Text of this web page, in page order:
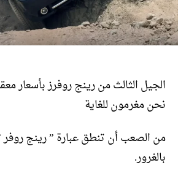
الجيل الثالث من رينج روفرز بأسعار
نحن مغرمون للغاية
من الصعب أن تنطق عبارة ” رينج روفر
بالغرور.